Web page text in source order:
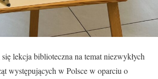
lekcja biblioteczna na temat niezwykłych
występujących w Polsce w oparciu o